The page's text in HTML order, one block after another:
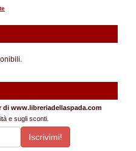
di www.libreriadellaspada.com
e sugli sconti.